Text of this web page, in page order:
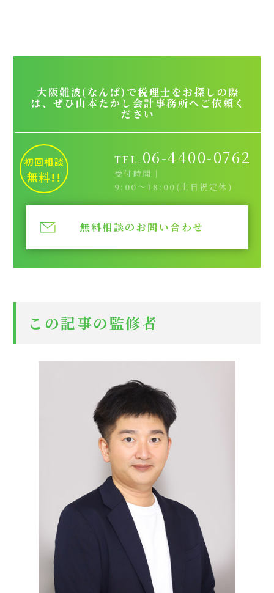
大阪難波(なんば)で税理士をお探しの際
は、ぜひ山本たかし会計事務所へご依頼く
ださい
初回相談
無料!!
TEL. 06-4400-0762
受付時間｜
9:00～18:00(土日祝定休)
無料相談のお問い合わせ
この記事の監修者